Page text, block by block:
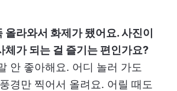
올라와서 화제가 됐어요. 사진이
체가 되는 걸 즐기는 편인가요?
안 좋아해요. 어디 놀러 가도
경만 찍어서 올려요. 어릴 때도